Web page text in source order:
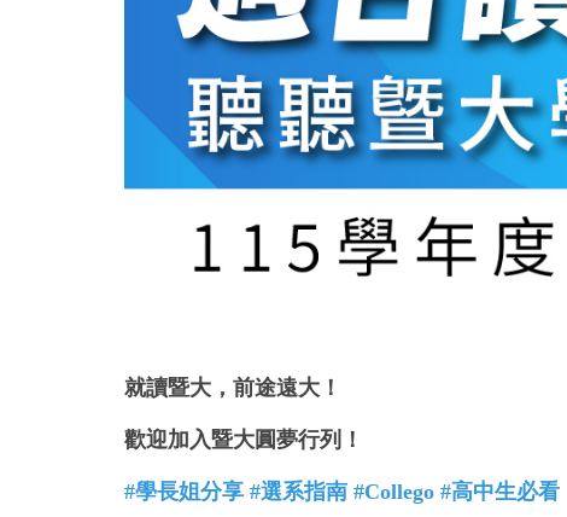
就讀暨大，前途遠大！
歡迎加入暨大圓夢行列 ！
#學長姐分享 #選系指南 #Collego #高中生必看